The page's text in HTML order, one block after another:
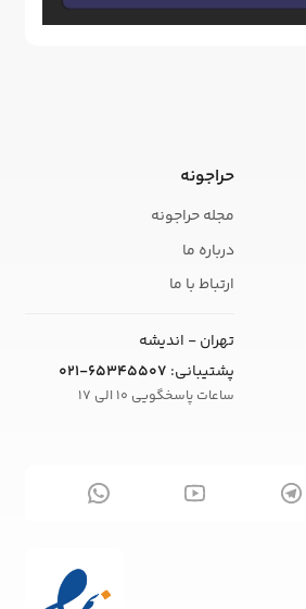
حراجونه
مجله حراجونه
درباره ما
ارتباط با ما
تهران - اندیشه
پشتیبانی: 021-65345507
ساعات پاسخگویی 10 الی 17